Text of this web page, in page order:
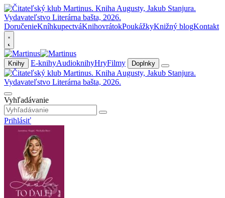
DoručenieKníhkupectváKnihovrátokPoukážkyKnižný blogKontakt
Knihy E-knihyAudioknihyHryFilmy Doplnky
Vyhľadávanie
Prihlásiť